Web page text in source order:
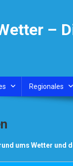
–
Regionales
ums Wetter und